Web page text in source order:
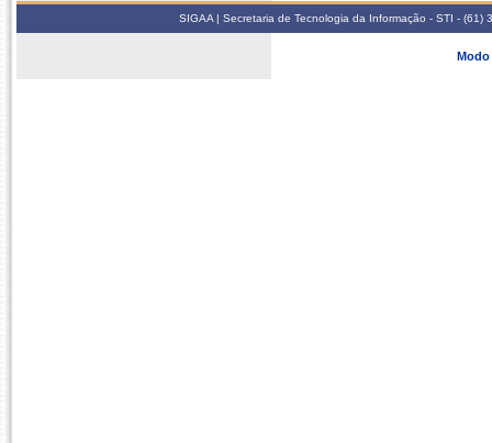
SIGAA | Secretaria de Tecnologia da Informação - STI -
Modo